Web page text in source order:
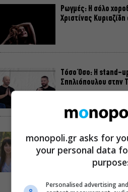
Ρωγμές: Η σόλο
Χριστίνας
Τόσο Όσο: Η stand-
Σπηλιόπουλου στην
Μιρέλα Πάχου –
ντουέτα του
Λαμπέτη
monopoli.gr asks for
your personal data
Personalised advertising